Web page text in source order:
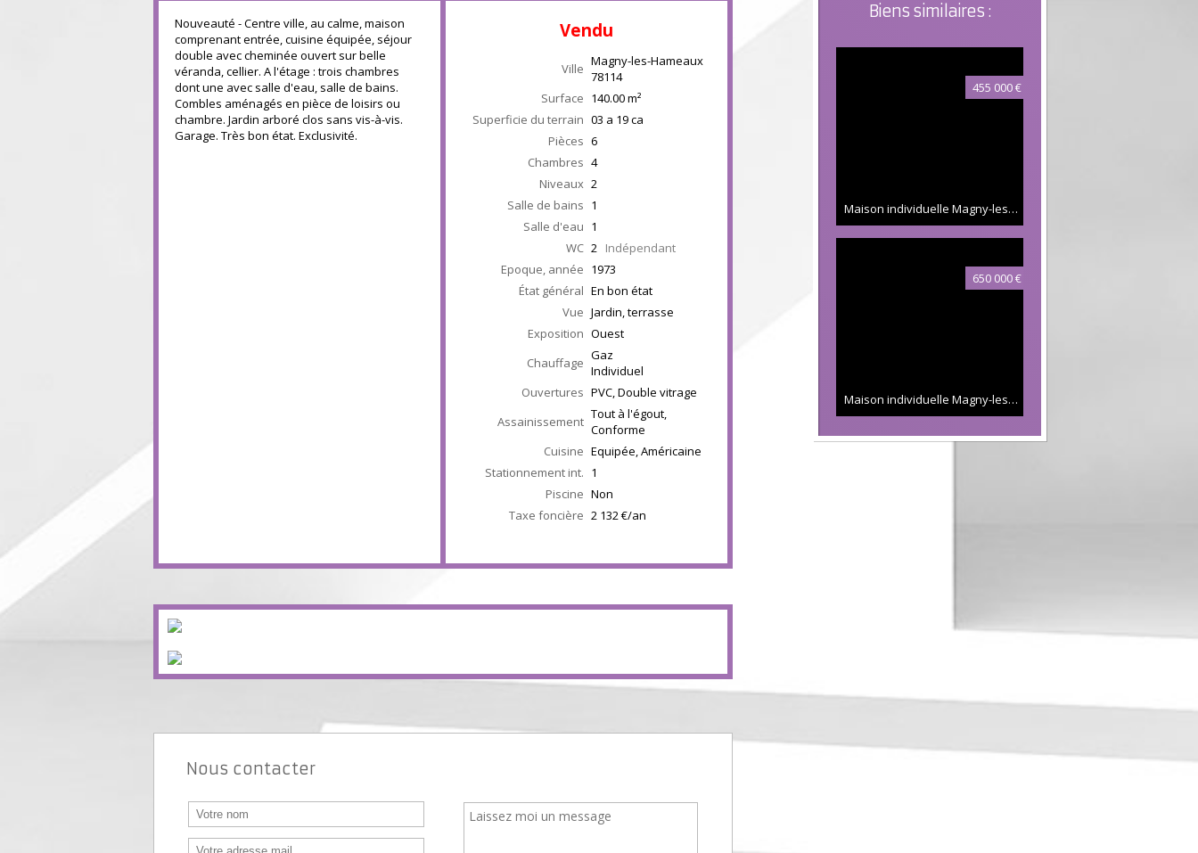
Biens similaires :
455 000 €
Maison individuelle Magny-les-Hameaux
650 000 €
Maison individuelle Magny-les-Hameaux
Nouveauté - Centre ville, au calme, maison
comprenant entrée, cuisine équipée, séjour
double avec cheminée ouvert sur belle
véranda, cellier. A l'étage : trois chambres
dont une avec salle d'eau, salle de bains.
Combles aménagés en pièce de loisirs ou
chambre. Jardin arboré clos sans vis-à-vis.
Garage. Très bon état. Exclusivité.
Vendu
Ville Magny-les-Hameaux
78114
Surface 140.00m²
Superficie du terrain 03 a 19 ca
Pièces 6
Chambres 4
Niveaux 2
Salle de bains 1
Salle d'eau 1
WC 2 Indépendant
Epoque, année 1973
État général En bon état
Vue Jardin, terrasse
Exposition Ouest
Chauffage Gaz
Individuel
Ouvertures PVC, Double vitrage
Assainissement Tout à l'égout,
Conforme
Cuisine Equipée, Américaine
Stationnement int. 1
Piscine Non
Taxe foncière 2 132 €/an
Nous contacter